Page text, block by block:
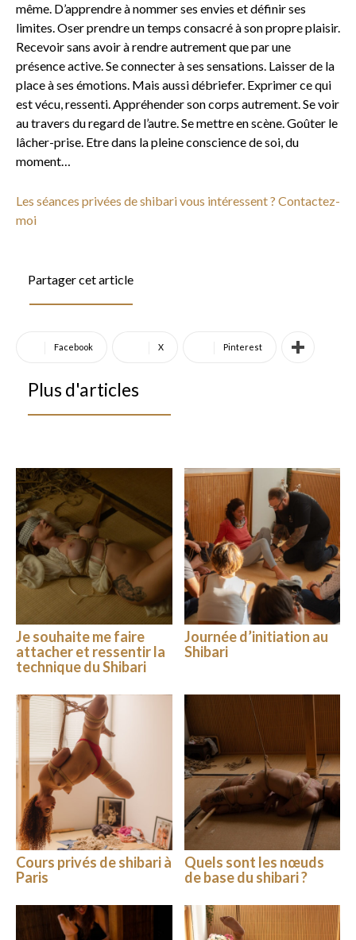
Plus d'articles
Je souhaite me faire
attacher et ressentir la
technique du Shibari
Journée d’initiation au
Shibari
Cours privés de shibari à
Paris
Quels sont les nœuds
de base du shibari ?
même. D’apprendre à nommer ses envies et définir ses
limites. Oser prendre un temps consacré à son propre plaisir.
Recevoir sans avoir à rendre autrement que par une
présence active. Se connecter à ses sensations. Laisser de la
place à ses émotions. Mais aussi débriefer. Exprimer ce qui
est vécu, ressenti. Appréhender son corps autrement. Se voir
au travers du regard de l’autre. Se mettre en scène. Goûter le
lâcher-prise. Etre dans la pleine conscience de soi, du
moment…
Les séances privées de shibari vous intéressent ? Contactez-
moi
Partager cet article
Facebook X Pinterest